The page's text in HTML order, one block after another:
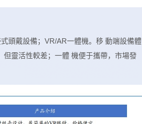
頭戴設備；VR/AR一體機。移 動端設備體
靈活性較差；一體 機便于攜帶，市場發